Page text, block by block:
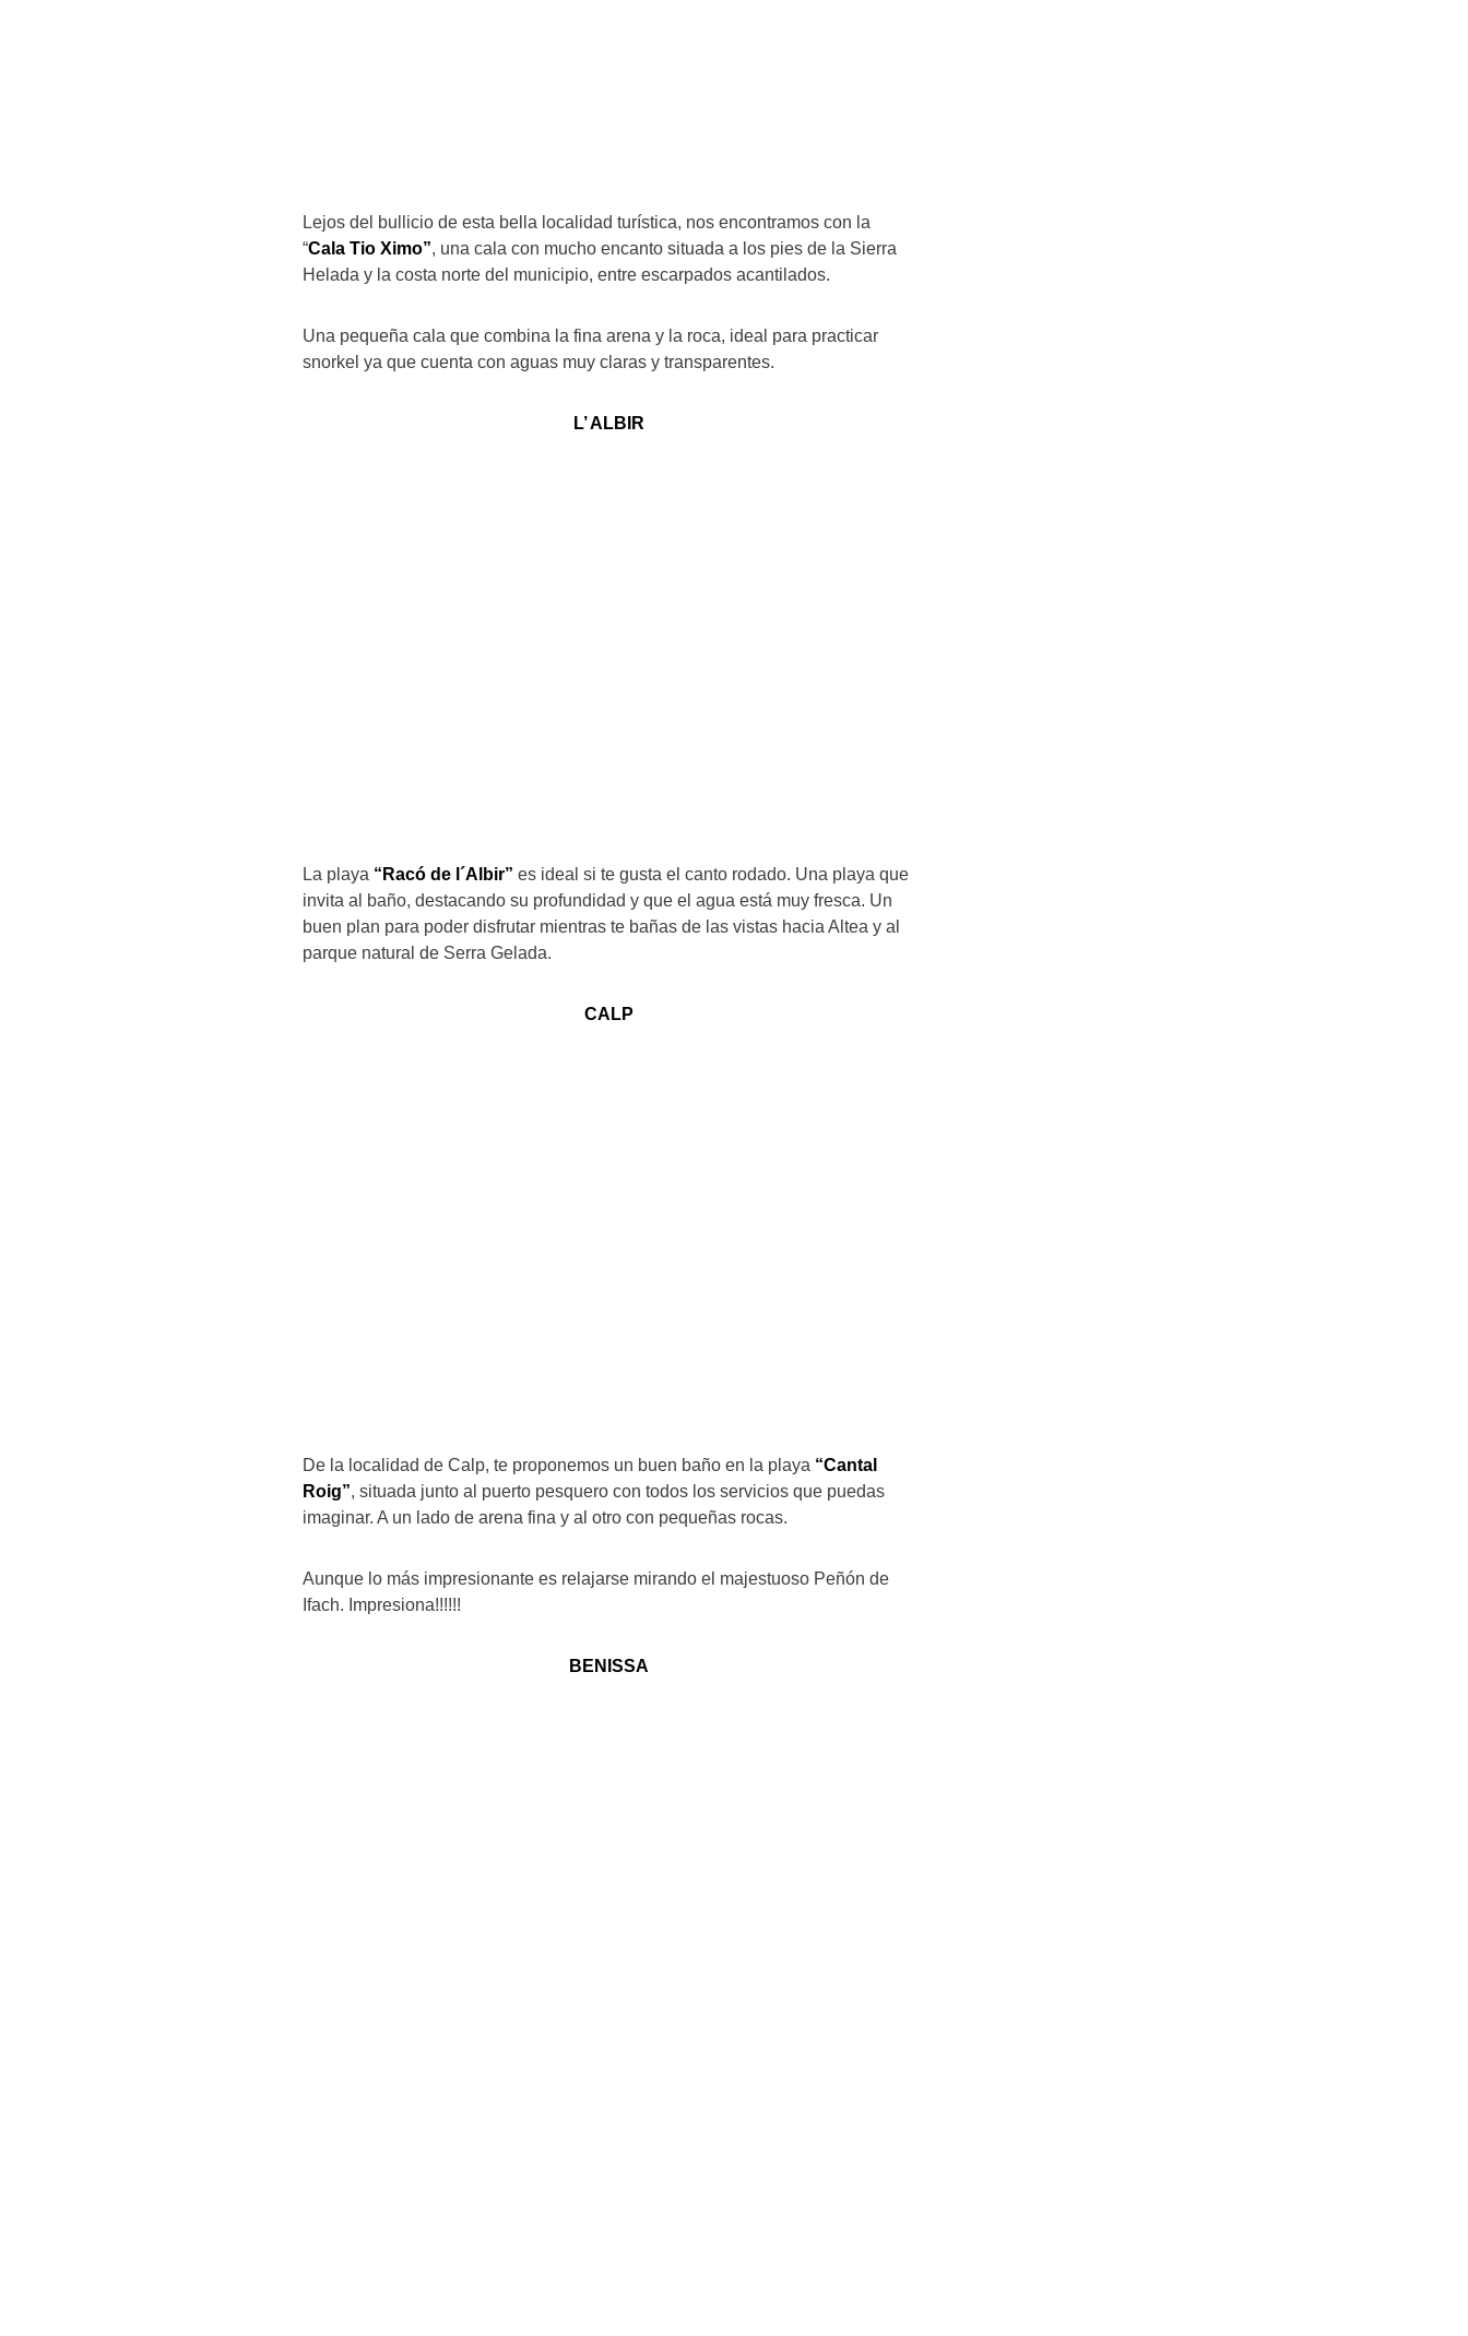
Lejos del bullicio de esta bella localidad turística, nos encontramos con la
“Cala Tio Ximo”, una cala con mucho encanto situada a los pies de la Sierra
Helada y la costa norte del municipio, entre escarpados acantilados.
Una pequeña cala que combina la fina arena y la roca, ideal para practicar
snorkel ya que cuenta con aguas muy claras y transparentes.
L’ ALBIR
La playa “Racó de l´Albir” es ideal si te gusta el canto rodado. Una playa que
invita al baño, destacando su profundidad y que el agua está muy fresca. Un
buen plan para poder disfrutar mientras te bañas de las vistas hacia Altea y al
parque natural de Serra Gelada.
CALP
De la localidad de Calp, te proponemos un buen baño en la playa “Cantal
Roig”, situada junto al puerto pesquero con todos los servicios que puedas
imaginar. A un lado de arena fina y al otro con pequeñas rocas.
Aunque lo más impresionante es relajarse mirando el majestuoso Peñón de
Ifach. Impresiona!!!!!!
BENISSA